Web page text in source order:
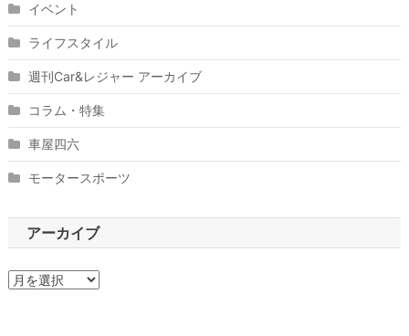
イベント
ライフスタイル
週刊Car&レジャー アーカイブ
コラム・特集
車屋四六
モータースポーツ
アーカイブ
ア